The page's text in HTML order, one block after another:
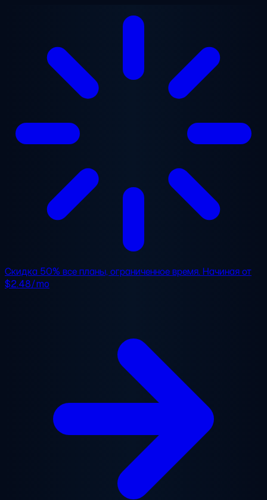
Перейти к основному содержанию
Скидка 50% все планы, ограниченное время. Начиная от
$2.48/mo